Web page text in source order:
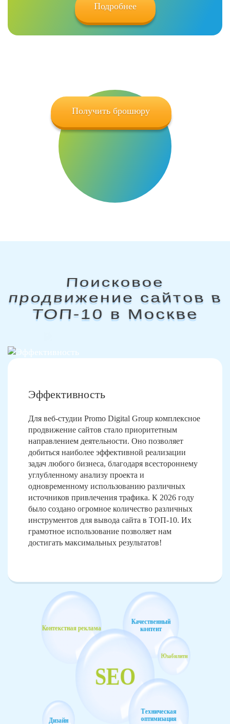
Подробнее
Получить брошюру
Поисковое
продвижение сайтов в
ТОП-10 в Москве
Эффективность
Для веб-студии Promo Digital Group комплексное
продвижение сайтов стало приоритетным
направлением деятельности. Оно позволяет
добиться наиболее эффективной реализации
задач любого бизнеса, благодаря всестороннему
углубленному анализу проекта и
одновременному использованию различных
источников привлечения трафика. К 2026 году
было создано огромное количество различных
инструментов для вывода сайта в ТОП-10. Их
грамотное использование позволяет нам
достигать максимальных результатов!
SEO
Контекстная реклама
Дизайн
Качественный
контент
Юзабилити
Техническая
оптимизация